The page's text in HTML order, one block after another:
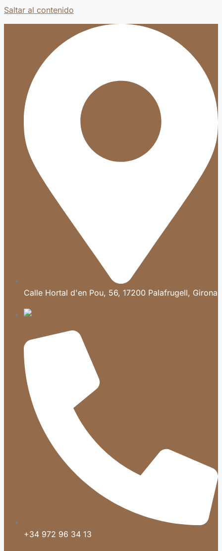
Saltar al contenido
Calle Hortal d'en Pou, 56, 17200 Palafrugell, Girona
+34 972 96 34 13